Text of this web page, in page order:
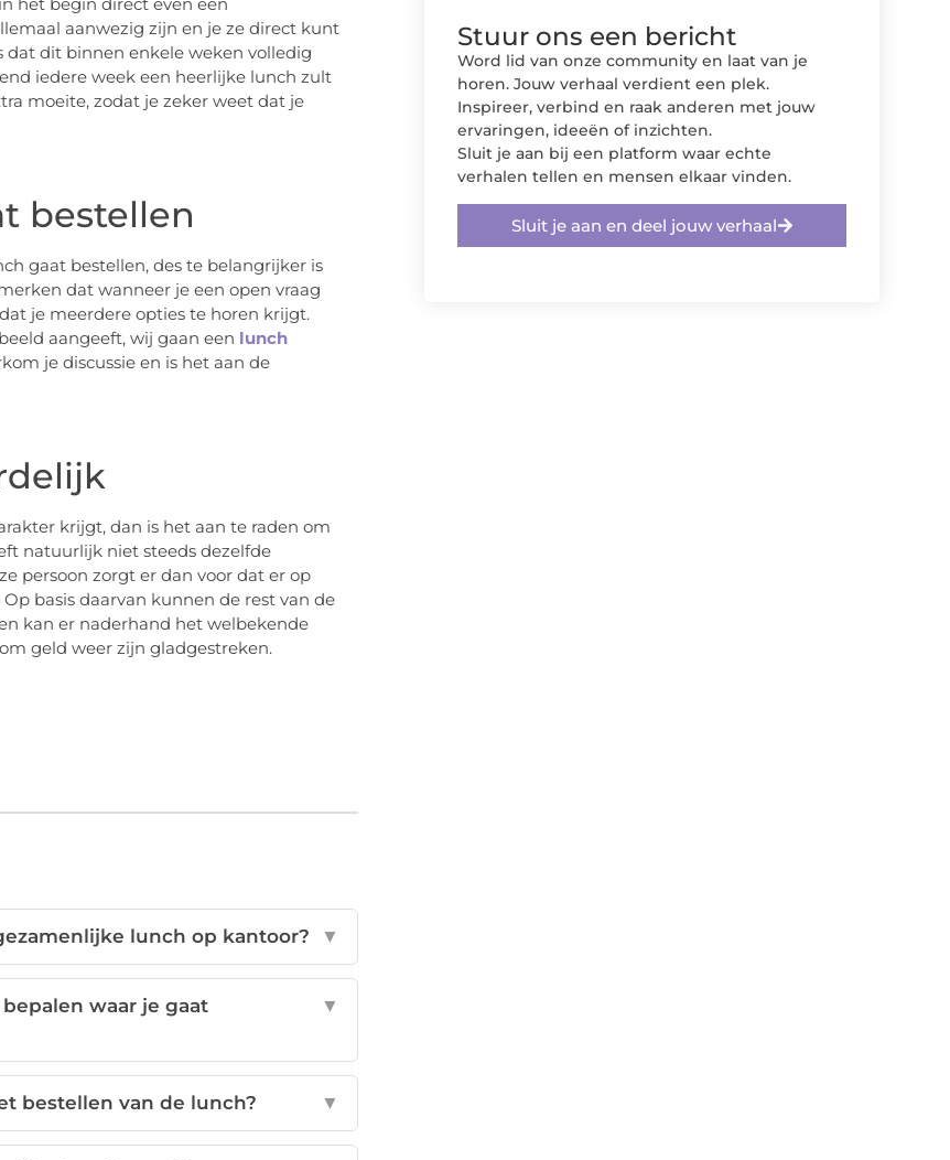
aanwezig zijn en je ze direct kunt
dat dit binnen enkele weken volledig
iedere week een heerlijke lunch zult
moeite, zodat je zeker weet dat je
bestellen
gaat bestellen, des te belangrijker is
dat wanneer je een open vraag
je meerdere opties te horen krijgt.
aangeeft, wij gaan een lunch
je discussie en is het aan de
krijgt, dan is het aan te raden om
natuurlijk niet steeds dezelfde
persoon zorgt er dan voor dat er op
basis daarvan kunnen de rest van de
kan er naderhand het welbekende
geld weer zijn gladgestreken.
lunch op kantoor? ▼
waar je gaat
▼
bestellen van de lunch? ▼
Stuur ons een bericht
Word lid van onze community en laat van je
horen. Jouw verhaal verdient een plek.
Inspireer, verbind en raak anderen met jouw
ervaringen, ideeën of inzichten.
Sluit je aan bij een platform waar echte
verhalen tellen en mensen elkaar vinden.
Sluit je aan en deel jouw verhaal